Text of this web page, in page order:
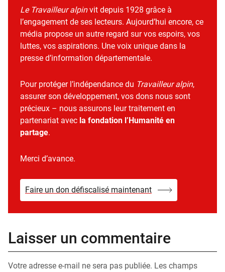
Le Travailleur alpinvit depuis 1928 grâce à
l’engagement de ses lecteurs. Aujourd’hui encore, ce
média propose un autre regard sur vos espoirs, vos
luttes, vos aspirations. Une voix unique dans la
presse d’information départementale.
Pour protéger l’indépendance du Travailleur alpin,
assurer son développement, vos dons nous sont
précieux – nous assurons leur traitement en
partenariat avec la fondation l’Humanité en
partage.
Merci d’avance.
Faire un don défiscalisé maintenant
Laisser un commentaire
Votre adresse e-mail ne sera pas publiée. Les champs